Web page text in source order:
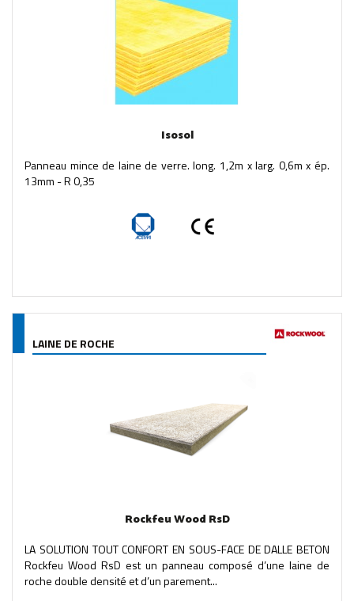
Isosol
Panneau mince de laine de verre. long. 1,2m x larg. 0,6m x ép.
13mm - R 0,35
LAINE DE ROCHE
Rockfeu Wood RsD
LA SOLUTION TOUT CONFORT EN SOUS-FACE DE DALLE BETON
Rockfeu Wood RsD est un panneau composé d’une laine de
roche double densité et d’un parement...